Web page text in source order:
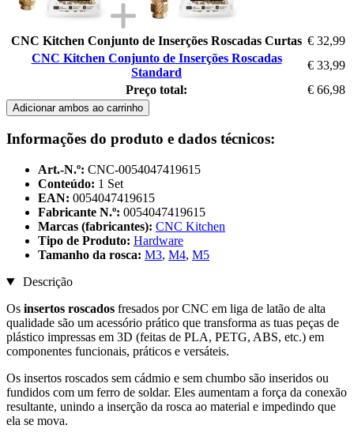
CNC Kitchen Conjunto de Inserções Roscadas Curtas € 32,99
CNC Kitchen Conjunto de Inserções Roscadas
Standard
€ 33,99
Preço total:
€ 66,98
Adicionar ambos ao carrinho
Informações do produto e dados técnicos:
Art.-N.º: CNC-0054047419615
Conteúdo: 1 Set
EAN: 0054047419615
Fabricante N.º: 0054047419615
Marcas (fabricantes): CNC Kitchen
Tipo de Produto: Hardware
Tamanho da rosca: M3, M4, M5
Descrição
Os insertos roscados fresados por CNC em liga de latão de alta
qualidade são um acessório prático que transforma as tuas peças de
plástico impressas em 3D (feitas de PLA, PETG, ABS, etc.) em
componentes funcionais, práticos e versáteis.
Os insertos roscados sem cádmio e sem chumbo são inseridos ou
fundidos com um ferro de soldar. Eles aumentam a força da conexão
resultante, unindo a inserção da rosca ao material e impedindo que
ela se mova.